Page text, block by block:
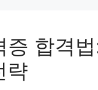
증 합격
략